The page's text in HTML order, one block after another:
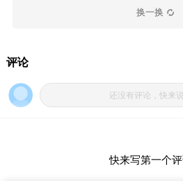
换一换